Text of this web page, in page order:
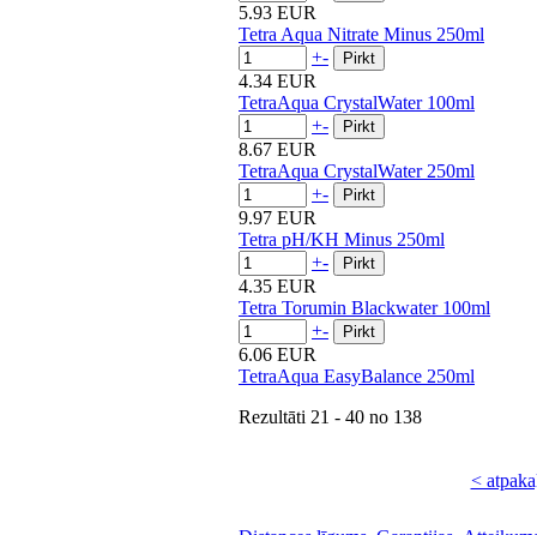
5.93 EUR
Tetra Aqua Nitrate Minus 250ml
+-
4.34 EUR
TetraAqua CrystalWater 100ml
+-
8.67 EUR
TetraAqua CrystalWater 250ml
+-
9.97 EUR
Tetra pH/KH Minus 250ml
+-
4.35 EUR
Tetra Torumin Blackwater 100ml
+-
6.06 EUR
TetraAqua EasyBalance 250ml
Rezultāti 21 - 40 no 138
<